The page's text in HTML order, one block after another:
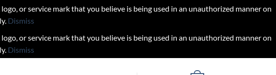
or service mark that you believe is being used in an unauthorized manner on
Dismiss
or service mark that you believe is being used in an unauthorized manner on
Dismiss